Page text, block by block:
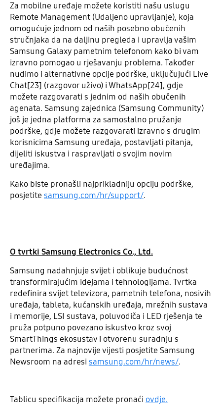
Za mobilne uređaje možete koristiti našu uslugu
Remote Management (Udaljeno upravljanje), koja
omogućuje jednom od naših posebno obučenih
stručnjaka da na daljinu pregleda i upravlja vašim
Samsung Galaxy pametnim telefonom kako bi vam
izravno pomogao u rješavanju problema. Također
nudimo i alternativne opcije podrške, uključujući Live
Chat[23] (razgovor uživo) i WhatsApp[24], gdje
možete razgovarati s jednim od naših obučenih
agenata. Samsung zajednica (Samsung Community)
još je jedna platforma za samostalno pružanje
podrške, gdje možete razgovarati izravno s drugim
korisnicima Samsung uređaja, postavljati pitanja,
dijeliti iskustva i raspravljati o svojim novim
uređajima.
Kako biste pronašli najprikladniju opciju podrške,
posjetite samsung.com/hr/support/.
O tvrtki Samsung Electronics Co., Ltd.
Samsung nadahnjuje svijet i oblikuje budućnost
transformirajućim idejama i tehnologijama. Tvrtka
redefinira svijet televizora, pametnih telefona, nosivih
uređaja, tableta, kućanskih uređaja, mrežnih sustava
i memorije, LSI sustava, poluvodiča i LED rješenja te
pruža potpuno povezano iskustvo kroz svoj
SmartThings ekosustav i otvorenu suradnju s
partnerima. Za najnovije vijesti posjetite Samsung
Newsroom na adresi samsung.com/hr/news/.
Tablicu specifikacija možete pronaći ovdje.